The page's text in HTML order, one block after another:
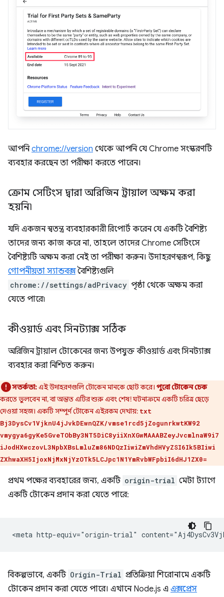
আপনিchrome://version থেকে আপনি যে Chrome সংস্করণটি
ব্যবহার করছেন তা পরীক্ষা করতে পারেন।
ক্রোম সেটিংস দ্বারা অরিজিন ট্রায়াল অক্ষম করা
হয়নি৷
যদি একজন স্বতন্ত্র ব্যবহারকারী রিপোর্ট করেন যে একটি বৈশিষ্ট্য
তাদের জন্য কাজ করে না, তাহলে তাদের Chrome সেটিংসে
বৈশিষ্ট্যটি অক্ষম করা নেই তা পরীক্ষা করুন। উদাহরণস্বরূপ, কিছু
গোপনীয়তা স্যান্ডবক্সবৈশিষ্ট্যগুলি
chrome://settings/adPrivacy পৃষ্ঠা থেকে অক্ষম করা
যেতে পারে৷
কীওয়ার্ড এবং সিনট্যাক্স সঠিক
অরিজিন ট্রায়াল টোকেনের জন্য উপযুক্ত কীওয়ার্ড এবং সিনট্যাক্স
ব্যবহার করা নিশ্চিত করুন।
সতর্কতা:এই উদাহরণগুলি টোকেন মানকে ছোট করে। পুরো টোকেন চেক
করতে ভুলবেন না, বা অন্তত এটির শুরু এবং শেষ! ঘটনাক্রমে একটি চরিত্র ছেড়ে
দেওয়া সহজ। একটি সম্পূর্ণ টোকেন এইরকম দেখায়: txt
Bj3DysCv1VjknU4jJvkDEwnQZK/vmse1rcd5jZogunrkwtKW92
vmygya6gyKe5GveTObBy3NT5DiC8yiiXnXGwMAAABZeyJvcmlnaW9i7
iJodHXwczovL3NpbXBsLmluZm86NDQzIiwiZmVhdHVyZSI6Ik5BIiwi
ZXhwaXH5IjoxNjMxNjYzOTk5LCJpc1N1YmRvbWFpbiI6dHJ1ZX0=
প্রথম পক্ষের ব্যবহারের জন্য, একটি origin-trial মেটা ট্যাগে
একটি টোকেন প্রদান করা যেতে পারে:
বিকল্পভাবে, একটি Origin-Trial প্রতিক্রিয়া শিরোনামে একটি
টোকেন প্রদান করা যেতে পারে। এখানে Node.js এ এক্সপ্রেস